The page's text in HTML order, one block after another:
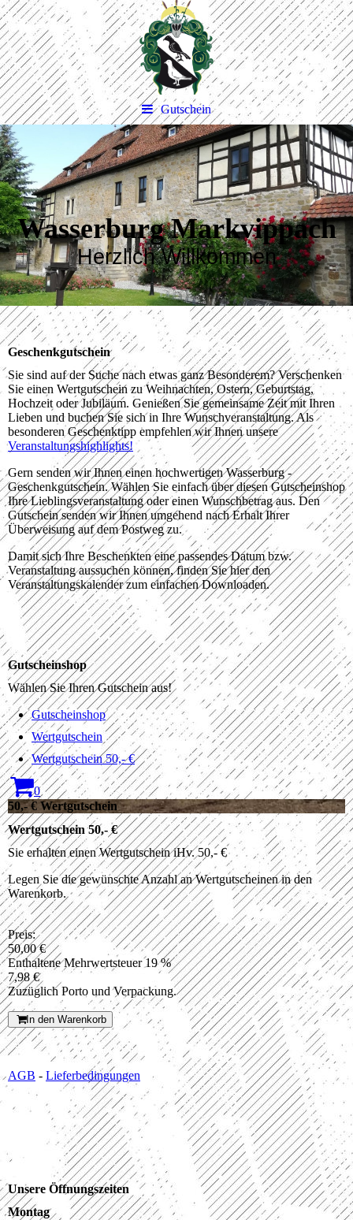
Gutschein
Wasserburg Markvippach
Herzlich Willkommen
Geschenkgutschein
Sie sind auf der Suche nach etwas ganz Besonderem? Verschenken
Sie einen Wertgutschein zu Weihnachten, Ostern, Geburtstag,
Hochzeit oder Jubiläum. Genießen Sie gemeinsame Zeit mit Ihren
Lieben und buchen Sie sich in Ihre Wunschveranstaltung. Als
besonderen Geschenktipp empfehlen wir Ihnen unsere
Veranstaltungshighlights!
Gern senden wir Ihnen einen hochwertigen Wasserburg -
Geschenkgutschein. Wählen Sie einfach über diesen Gutscheinshop
Ihre Lieblingsveranstaltung oder einen Wunschbetrag aus. Den
Gutschein senden wir Ihnen umgehend nach Erhalt Ihrer
Überweisung auf dem Postweg zu.
Damit sich Ihre Beschenkten eine passendes Datum bzw.
Veranstaltung aussuchen können, finden Sie hier den
Veranstaltungskalender zum einfachen Downloaden.
Gutscheinshop
Wählen Sie Ihren Gutschein aus!
Gutscheinshop
Wertgutschein
Wertgutschein 50,- €
0
50,- € Wertgutschein
Wertgutschein 50,- €
Sie erhalten einen Wertgutschein iHv. 50,- €
Legen Sie die gewünschte Anzahl an Wertgutscheinen in den
Warenkorb.
Preis:
50,00 €
Enthaltene Mehrwertsteuer 19 %
7,98 €
Zuzüglich Porto und Verpackung.
In den Warenkorb
AGB - Lieferbedingungen
Unsere Öffnungszeiten
Montag